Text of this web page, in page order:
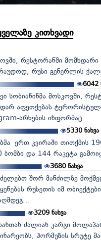
კითხვადი
რესტორანში მომხდარი
რუსი გენერლის
6042
სობიანინმა მოსკოვში,
აფეთქებას
არხების ინფორმაც...
5330ნახვა
ერთ კვირაში თითქმის
ბომბი და 144 რაკეტა
3680ნახვა
შორ მანძილზე
რუსეთის იმ
3209ნახვა
ძალიან კარგი
ჰორმუზის სრუტე